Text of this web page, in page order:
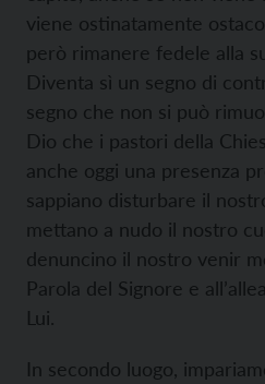
viene ostinatamente
però rimanere fedele alla
Diventa sì un segno di
segno che non si può
Dio che i pastori della
anche oggi una presenza
sappiano disturbare il
mettano a nudo il nostro
denuncino il nostro venir
Parola del Signore e
Lui.
In secondo luogo,